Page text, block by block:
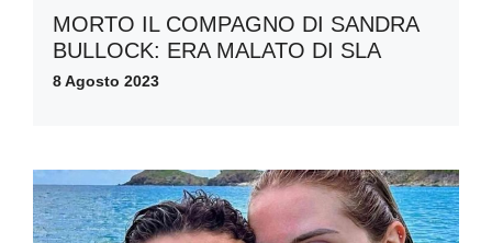
MORTO IL COMPAGNO DI SANDRA
BULLOCK: ERA MALATO DI SLA
8 Agosto 2023